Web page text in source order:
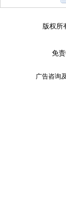
版权所
免
广告咨询